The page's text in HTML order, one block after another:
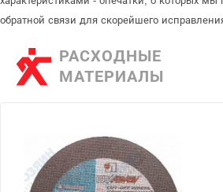
обратной связи для скорейшего
РАСХОДНЫЕ
МАТЕРИАЛЫ